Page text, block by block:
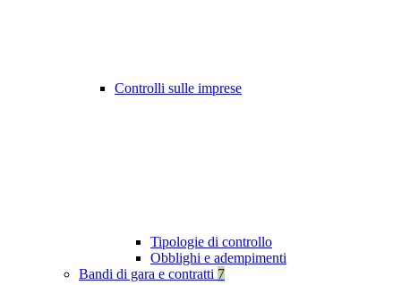
Controlli sulle imprese
Tipologie di controllo
Obblighi e adempimenti
Bandi di gara e contratti 7